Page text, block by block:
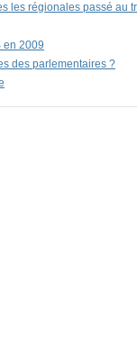
les régionales passé au
en 2009
des parlementaires ?